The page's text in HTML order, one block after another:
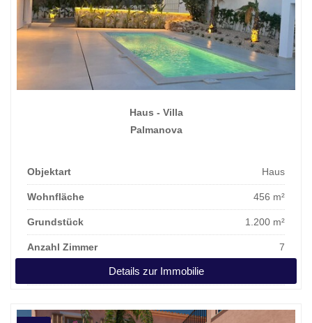
Haus - Villa
Palmanova
Objektart Haus
Wohnfläche 456 m²
Grundstück 1.200 m²
Anzahl Zimmer 7
Details zur Immobilie